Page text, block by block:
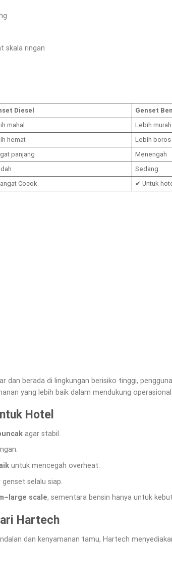
skala ringan
Diesel
Genset
mahal
Lebih murah
hemat
Lebih boros
panjang
Menengah
Sedang
Cocok ✔ Untuk
dan berada di lingkungan berisiko tinggi,
yang lebih baik dalam mendukung
Hotel
agar stabil.
untuk mencegah overheat.
genset selalu siap.
scale, sementara bensin hanya untuk
Hartech
dan kenyamanan tamu, Hartech